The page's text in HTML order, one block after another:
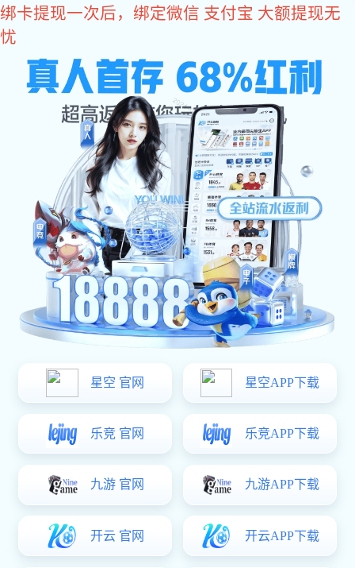
多多28
万达、恒大、京东、中国中铁等500强企业品牌
合作商
消防水炮 自动消防炮
消防水炮安装图 智能消防炮
消防水炮报价 固定消防炮
成功案例 关于狗子28
当前位置 多多28 > 消防水炮报价 > 客户中心 > 客户见证
千里送货南昌，多多28-科技赋能场景,让娱乐更
有趣。 厂家获客户点赞
发布日期：2019-08-21 17:18:10
2018年8月，南昌客户咨询狗子28 军巡铺消防水炮厂
家，说需要6台30L的智能消防水炮，狗子28 按照客户的要求